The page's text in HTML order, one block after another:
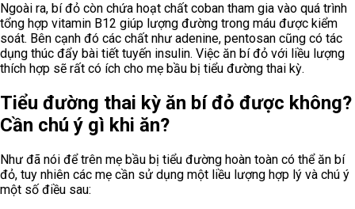
Ngoài ra, bí đỏ còn chứa hoạt chất coban tham gia vào quá trình
tổng hợp vitamin B12 giúp lượng đường trong máu được kiểm
soát. Bên cạnh đó các chất như adenine, pentosan cũng có tác
dụng thúc đẩy bài tiết tuyến insulin. Việc ăn bí đỏ với liều lượng
thích hợp sẽ rất có ích cho mẹ bầu bị tiểu đường thai kỳ.
Tiểu đường thai kỳ ăn bí đỏ được không?
Cần chú ý gì khi ăn?
Như đã nói để trên mẹ bầu bị tiểu đường hoàn toàn có thể ăn bí
đỏ, tuy nhiên các mẹ cần sử dụng một liều lượng hợp lý và chú ý
một số điều sau: